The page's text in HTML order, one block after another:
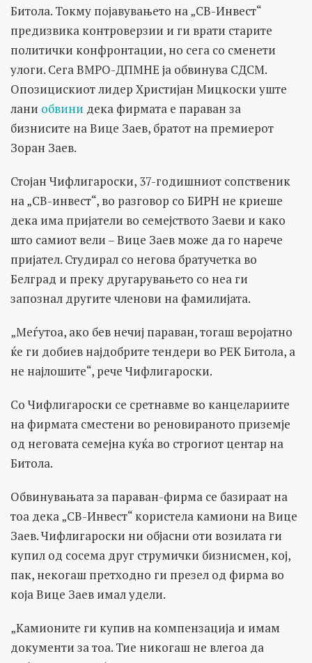
Битола. Токму појавувањето на „СВ-Инвест“
предизвика контроверзии и ги врати старите
политички конфронтации, но сега со сменети
улоги. Сега ВМРО-ДПМНЕ ја обвинува СДСМ.
Опозицискиот лидер Христијан Мицкоски уште
лани обвини дека фирмата е параван за
бизнисите на Вице Заев, братот на премиерот
Зоран Заев.
Стојан Чифлигароски, 37-годишниот сопственик
на „СВ-инвест“, во разговор со БИРН не криеше
дека има пријатели во семејството Заеви и како
што самиот вели – Вице Заев може да го нарече
пријател. Студирал со негова братучетка во
Белград и преку другарувањето со неа ги
запознал другите членови на фамилијата.
„Меѓутоа, ако бев нечиј параван, тогаш веројатно
ќе ги добиев најдобрите тендери во РЕК Битола, а
не најлошите“, рече Чифлигароски.
Со Чифлигароски се сретнавме во канцелариите
на фирмата сместени во реновираното приземје
од неговата семејна куќа во строгиот центар на
Битола.
Обвинувањата за параван-фирма се базираат на
тоа дека „СВ-Инвест“ користела камиони на Вице
Заев. Чифлигароски ни објасни оти возилата ги
купил од сосема друг струмички бизнисмен, кој,
пак, некогаш претходно ги презел од фирма во
која Вице Заев имал удели.
„Камионите ги купив на компензација и имам
документи за тоа. Тие никогаш не влегоа да